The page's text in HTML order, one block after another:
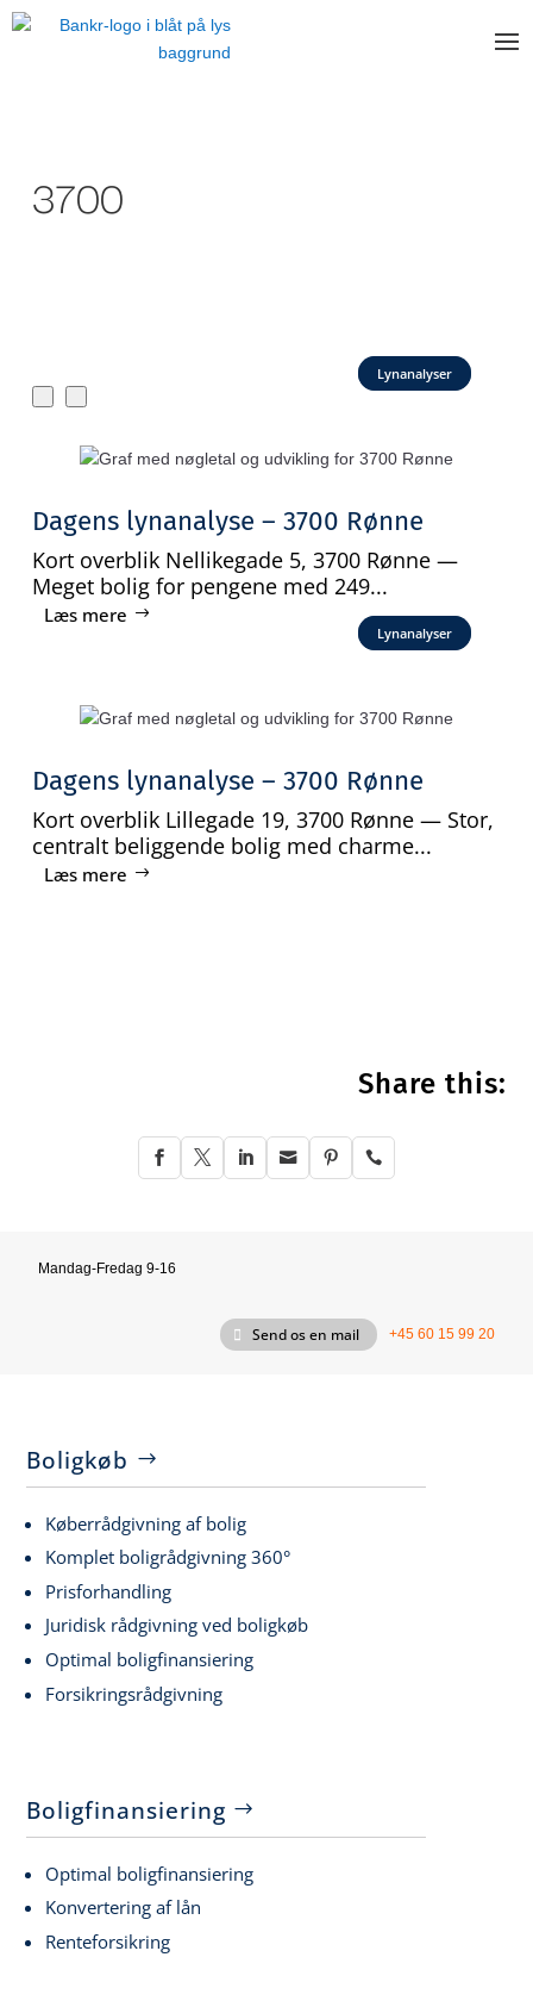
3700
Lynanalyser
Dagens lynanalyse – 3700 Rønne
Kort overblik Nellikegade 5, 3700 Rønne —
Meget bolig for pengene med 249...
Læs mere
Lynanalyser
Dagens lynanalyse – 3700 Rønne
Kort overblik Lillegade 19, 3700 Rønne — Stor,
centralt beliggende bolig med charme...
Læs mere
Share this:
     
Mandag-Fredag 9-16
Send os en mail +45 60 15 99 20
Boligkøb
Køberrådgivning af bolig
Komplet boligrådgivning 360°
Prisforhandling
Juridisk rådgivning ved boligkøb
Optimal boligfinansiering
Forsikringsrådgivning
Boligfinansiering
Optimal boligfinansiering
Konvertering af lån
Renteforsikring